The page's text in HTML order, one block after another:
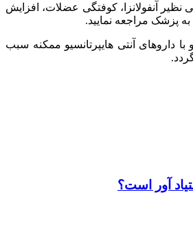
آنفولانزا، کوفتگی عضلات، افزایش
پزشک مراجعه نمایید.
داروهای آنتی هایپرتانسیو ممکنه سبب
آور است؟